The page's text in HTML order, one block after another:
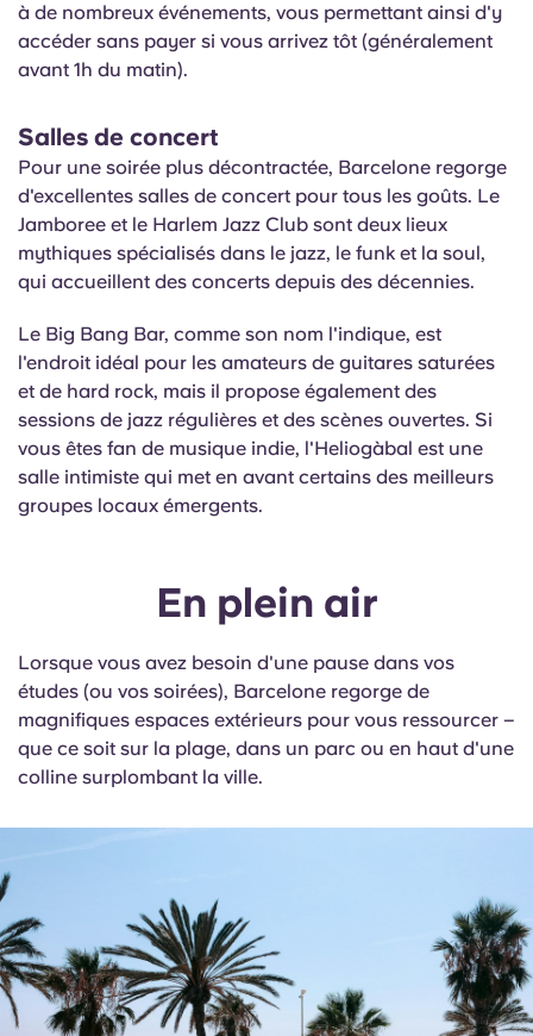
à de nombreux événements, vous permettant ainsi d'y
accéder sans payer si vous arrivez tôt (généralement
avant 1h du matin).
Salles de concert
Pour une soirée plus décontractée, Barcelone regorge
d'excellentes salles de concert pour tous les goûts. Le
Jamboree et le Harlem Jazz Club sont deux lieux
mythiques spécialisés dans le jazz, le funk et la soul,
qui accueillent des concerts depuis des décennies.
Le Big Bang Bar, comme son nom l'indique, est
l'endroit idéal pour les amateurs de guitares saturées
et de hard rock, mais il propose également des
sessions de jazz régulières et des scènes ouvertes. Si
vous êtes fan de musique indie, l'Heliogàbal est une
salle intimiste qui met en avant certains des meilleurs
groupes locaux émergents.
En plein air
Lorsque vous avez besoin d'une pause dans vos
études (ou vos soirées), Barcelone regorge de
magnifiques espaces extérieurs pour vous ressourcer –
que ce soit sur la plage, dans un parc ou en haut d'une
colline surplombant la ville.